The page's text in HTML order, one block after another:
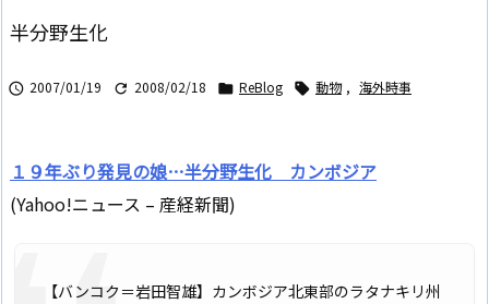
半分野生化
 2007/01/19  2008/02/18  ReBlog  動物 , 海外時事
１９年ぶり発見の娘…半分野生化 カンボジア
(Yahoo!ニュース – 産経新聞)
【バンコク＝岩田智雄】カンボジア北東部のラタナキリ州